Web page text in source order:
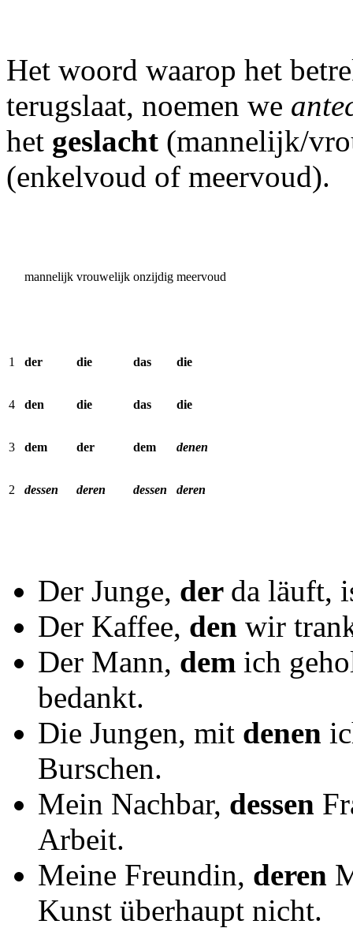
Het woord waarop het
terugslaat, noemen we
het geslacht (mannelijk/
(enkelvoud of meervoud).
mannelijk vrouwelijk onzijdig meervoud
1 der die das die
4 den die das die
3 dem der dem denen
2 dessen deren dessen deren
Der Junge, der da läuft,
Der Kaffee, den wir
Der Mann, dem ich
bedankt.
Die Jungen, mit denen
Burschen.
Mein Nachbar, dessen
Arbeit.
Meine Freundin, deren
Kunst überhaupt nicht.